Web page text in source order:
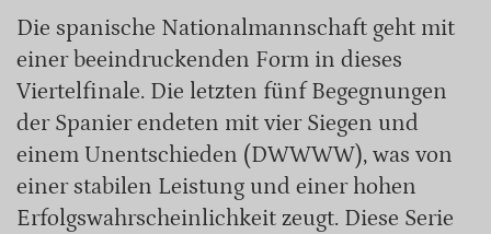
Die spanische Nationalmannschaft geht mit
einer beeindruckenden Form in dieses
Viertelfinale. Die letzten fünf Begegnungen
der Spanier endeten mit vier Siegen und
einem Unentschieden (DWWWW), was von
einer stabilen Leistung und einer hohen
Erfolgswahrscheinlichkeit zeugt. Diese Serie